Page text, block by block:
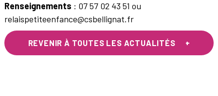
Renseignements : 07 57 02 43 51 ou
relaispetiteenfance@csbellignat.fr
REVENIR À TOUTES LES ACTUALITÉS